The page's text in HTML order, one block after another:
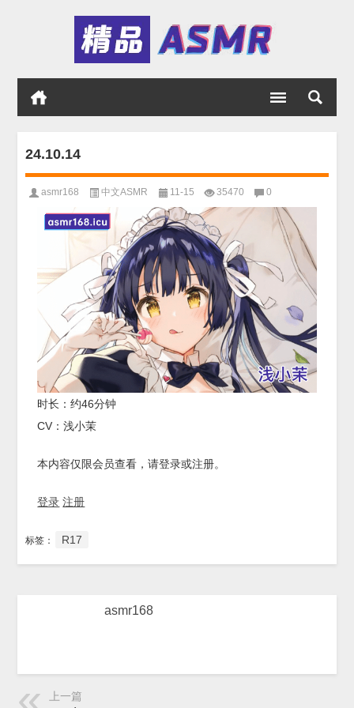
24.10.14
asmr168 中文ASMR 11-15 35470 0
时长：约46分钟
CV：浅小茉
本内容仅限会员查看，请登录或注册。
登录 注册
标签： R17
asmr168
上一篇